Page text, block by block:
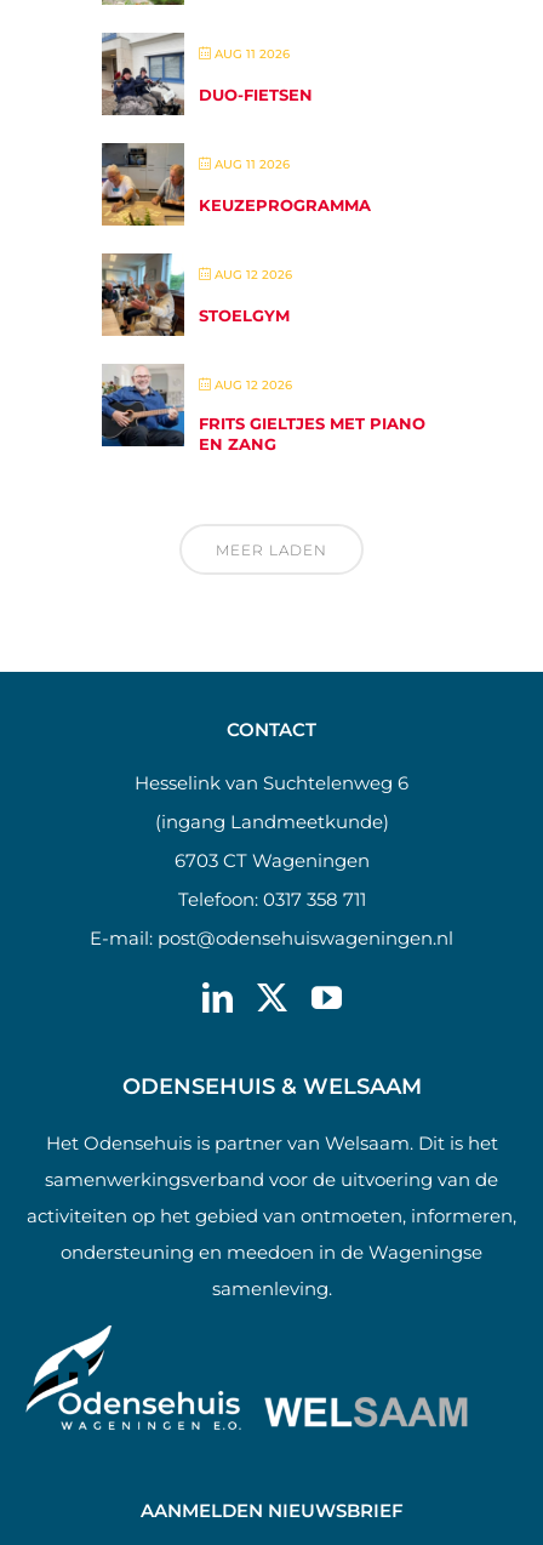
AUG 11 2026
DUO-FIETSEN
AUG 11 2026
KEUZEPROGRAMMA
AUG 12 2026
STOELGYM
AUG 12 2026
FRITS GIELTJES MET PIANO
EN ZANG
MEER LADEN
CONTACT
Hesselink van Suchtelenweg 6
(ingang Landmeetkunde)
6703 CT Wageningen
Telefoon: 0317 358 711
E-mail: post@odensehuiswageningen.nl
ODENSEHUIS & WELSAAM
Het Odensehuis is partner van Welsaam. Dit is het
samenwerkingsverband voor de uitvoering van de
activiteiten op het gebied van ontmoeten, informeren,
ondersteuning en meedoen in de Wageningse
samenleving.
AANMELDEN NIEUWSBRIEF